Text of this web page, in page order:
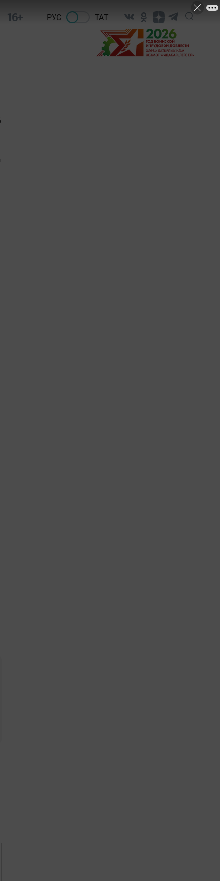
16+ РУС ТАТ